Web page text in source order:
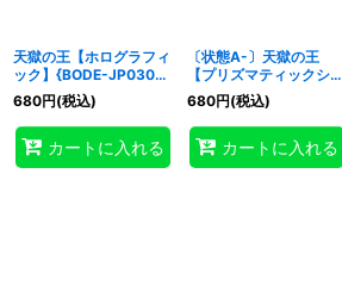
天獄の王【ホログラフィ
ック】{BODE-JP030}
《モンスター》
680円(税込)
カートに入れる
〔状態A-〕天獄の王
【プリズマティックシー
クレット】{BODE-
JP030}《モンスター》
680円(税込)
カートに入れる